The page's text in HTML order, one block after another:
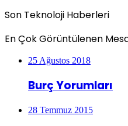
Son Teknoloji Haberleri
En Çok Görüntülenen
25 Ağustos 2018
Burç Yorumları
28 Temmuz 2015